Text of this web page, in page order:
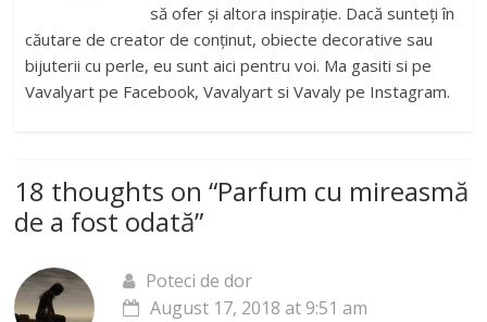
să ofer și altora inspirație. Dacă sunteți în
căutare de creator de conținut, obiecte decorative sau
bijuterii cu perle, eu sunt aici pentru voi. Ma gasiti si pe
Vavalyart pe Facebook, Vavalyart si Vavaly pe Instagram.
18 thoughts on “Parfum cu mireasmă
de a fost odată”
Poteci de dor
August 17, 2018 at 9:51 am